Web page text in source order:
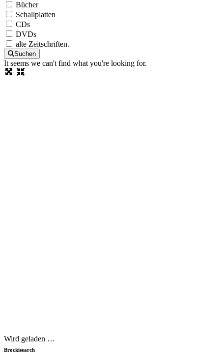
Bücher
Schallplatten
CDs
DVDs
alte Zeitschriften.
Suchen
It seems we can't find what you're looking for.
Wird geladen …
Brockisearch